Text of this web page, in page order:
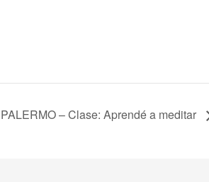
PALERMO – Clase: Aprendé a meditar